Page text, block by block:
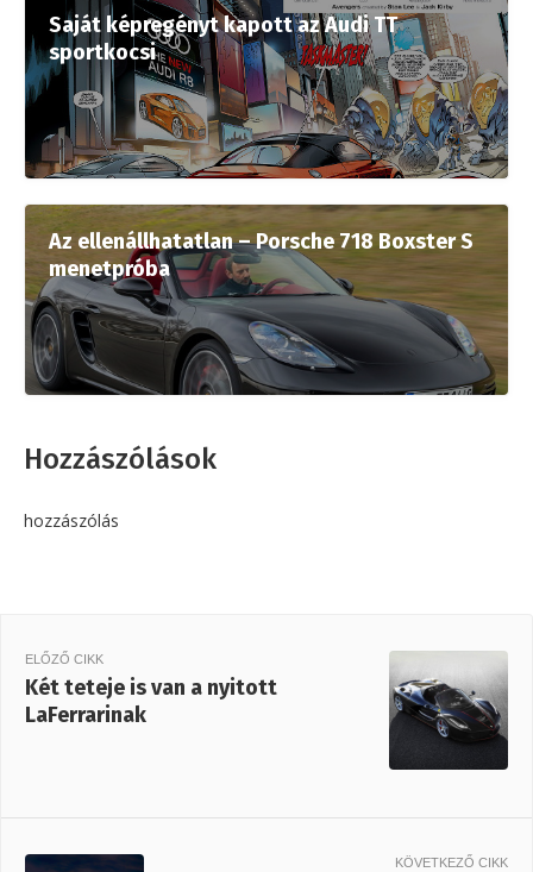
Saját képregényt kapott az Audi TT
sportkocsi
Az ellenállhatatlan – Porsche 718 Boxster S
menetpróba
Hozzászólások
hozzászólás
ELŐZŐ CIKK
Két teteje is van a nyitott
LaFerrarinak
KÖVETKEZŐ CIKK